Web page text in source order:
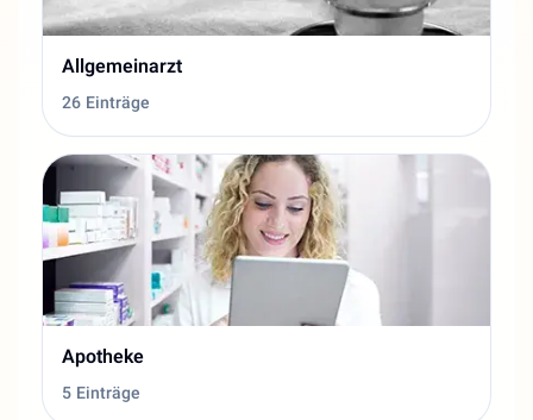
Allgemeinarzt
26 Einträge
Apotheke
5 Einträge